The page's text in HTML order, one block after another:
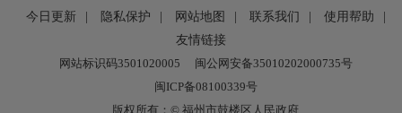
今日更新 隐私保护 网站地图 联系我们 使用帮助
友情链接
网站标识码3501020005
闽公网安备35010202000735号
闽ICP备08100339号
版权所有：© 福州市鼓楼区人民政府